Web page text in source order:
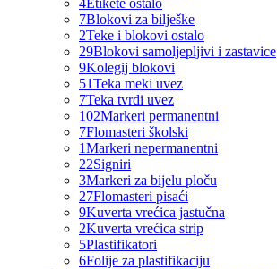
4Etikete ostalo
7Blokovi za bilješke
2Teke i blokovi ostalo
29Blokovi samoljepljivi i zastavice
9Kolegij blokovi
51Teka meki uvez
7Teka tvrdi uvez
102Markeri permanentni
7Flomasteri školski
1Markeri nepermanentni
22Signiri
3Markeri za bijelu ploču
27Flomasteri pisaći
9Kuverta vrećica jastučna
2Kuverta vrećica strip
5Plastifikatori
6Folije za plastifikaciju